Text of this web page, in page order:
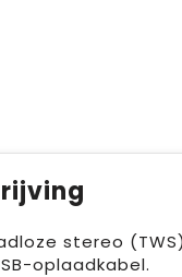
stereo
oplaadkabel.